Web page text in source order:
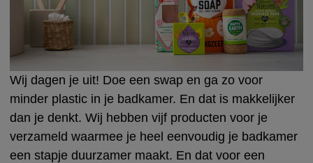
Wij dagen je uit! Doe een swap en ga zo voor
minder plastic in je badkamer. En dat is makkelijker
dan je denkt. Wij hebben vijf producten voor je
verzameld waarmee je heel eenvoudig je badkamer
een stapje duurzamer maakt. En dat voor een